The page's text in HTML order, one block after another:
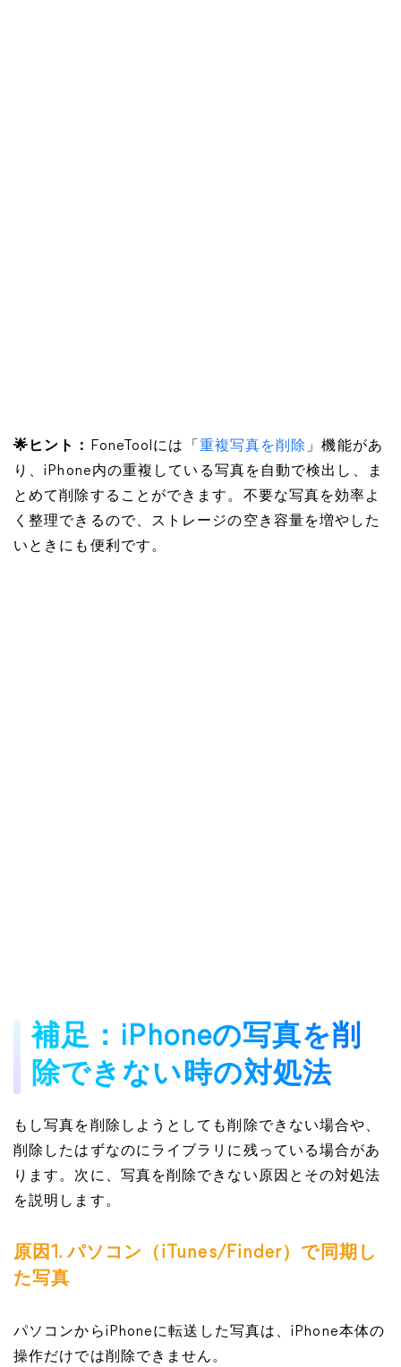
🌟ヒント： FoneToolには「 重複写真を削除 」機能があ
り、iPhone内の重複している写真を自動で検出し、ま
とめて削除することができます。不要な写真を効率よ
く整理できるので、ストレージの空き容量を増やした
いときにも便利です。
補足：iPhoneの写真を削
除できない時の対処法
もし写真を削除しようとしても削除できない場合や、
削除したはずなのにライブラリに残っている場合があ
ります。次に、写真を削除できない原因とその対処法
を説明します。
原因1. パソコン（iTunes/Finder）で同期し
た写真
パソコンからiPhoneに転送した写真は、iPhone本体の
操作だけでは削除できません。